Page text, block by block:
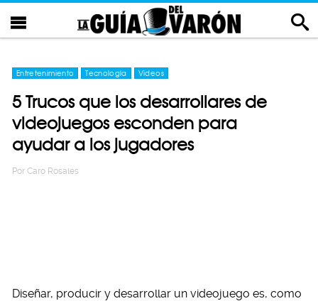
Entretenimiento Tecnología Videos
5 Trucos que los desarrollares de
videojuegos esconden para
ayudar a los jugadores
Por Caro Rosales
Diseñar, producir y desarrollar un videojuego es, como